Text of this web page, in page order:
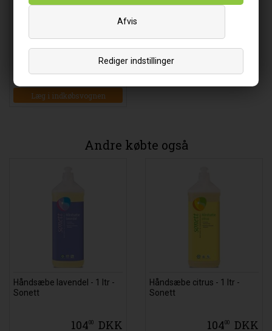
Rediger indstillinger
Afvis
ml - Sonett
34 DKK
Læg i indkøbsvognen
Andre købte også
Håndsæbe lavendel - 1 ltr -
Sonett
10400 DKK
Håndsæbe citrus - 1 ltr -
Sonett
10400 DKK